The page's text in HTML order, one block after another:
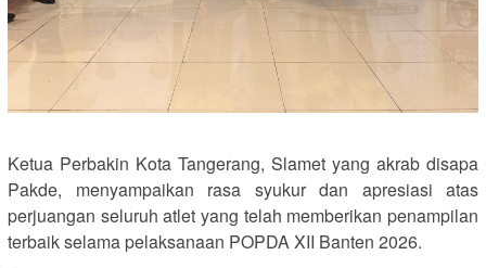
Ketua Perbakin Kota Tangerang, Slamet yang akrab disapa
Pakde, menyampaikan rasa syukur dan apresiasi atas
perjuangan seluruh atlet yang telah memberikan penampilan
terbaik selama pelaksanaan POPDA XII Banten 2026.